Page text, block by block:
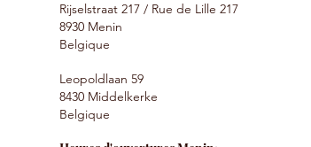
Rijselstraat 217 / Rue de Lille 217
8930 Menin
Belgique
Leopoldlaan 59
8430 Middelkerke
Belgique